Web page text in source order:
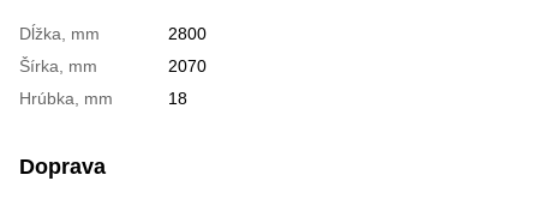
Dĺžka, mm
2800
Šírka, mm
2070
Hrúbka, mm
18
Doprava